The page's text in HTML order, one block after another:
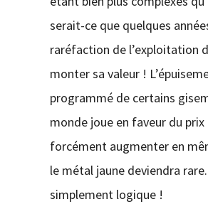
serait-ce que quelques
raréfaction de l’exploitation
monter sa valeur !
programmé de certains
monde joue en faveur du prix
forcément augmenter en
le métal jaune deviendra
simplement logique !